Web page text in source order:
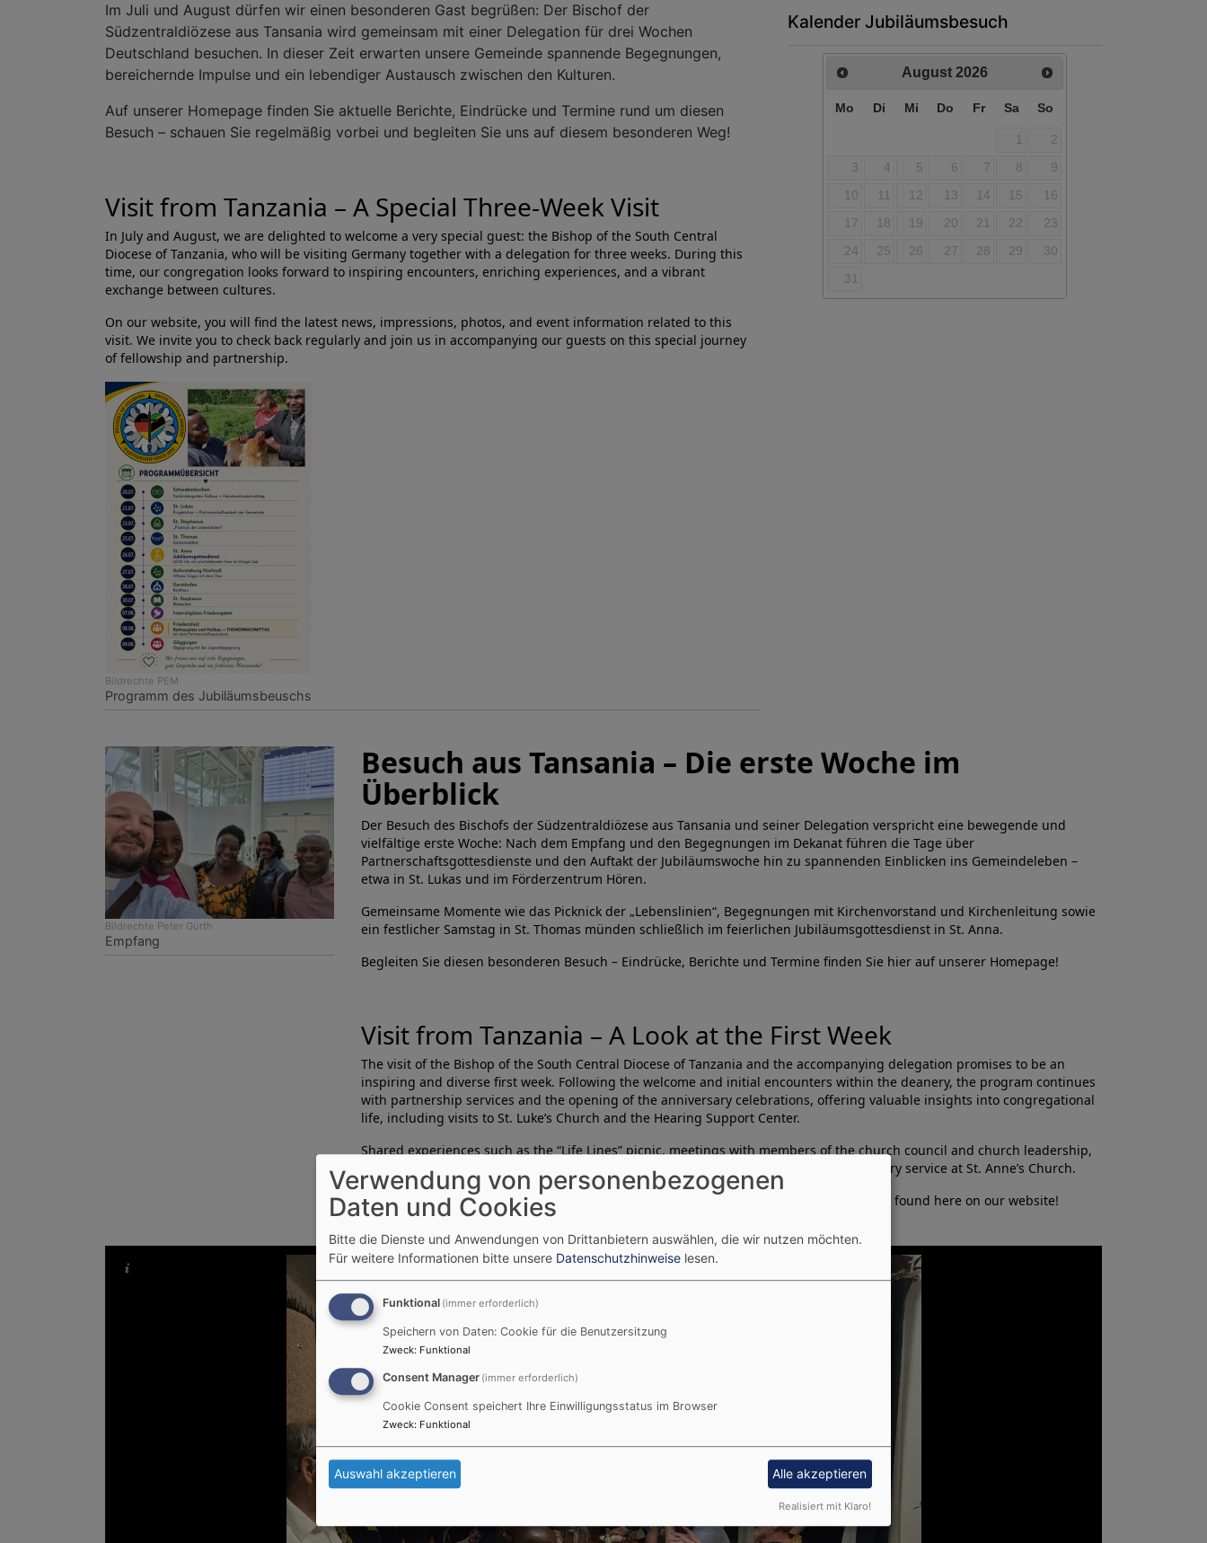
Im Juli und August dürfen wir einen besonderen Gast begrüßen: Der Bischof der
Südzentraldiözese aus Tansania wird gemeinsam mit einer Delegation für drei Wochen
Deutschland besuchen. In dieser Zeit erwarten unsere Gemeinde spannende Begegnungen,
bereichernde Impulse und ein lebendiger Austausch zwischen den Kulturen.
Auf unserer Homepage finden Sie aktuelle Berichte, Eindrücke und Termine rund um diesen
Besuch – schauen Sie regelmäßig vorbei und begleiten Sie uns auf diesem besonderen Weg!
Visit from Tanzania – A Special Three-Week Visit
In July and August, we are delighted to welcome a very special guest: the Bishop of the South Central
Diocese of Tanzania, who will be visiting Germany together with a delegation for three weeks. During this
time, our congregation looks forward to inspiring encounters, enriching experiences, and a vibrant
exchange between cultures.
On our website, you will find the latest news, impressions, photos, and event information related to this
visit. We invite you to check back regularly and join us in accompanying our guests on this special journey
of fellowship and partnership.
Bildrechte PEM
Programm des Jubiläumsbeuschs
Kalender Jubiläumsbesuch
August 2026
Mo Di Mi Do Fr Sa So
1
2
3
4 5 6 7 8
9
10
11 12 13 14 15
16
17
18 19 20 21 22
23
24
25 26 27 28 29
30
31
Bildrechte Peter Gürth
Empfang
Besuch aus Tansania – Die erste Woche im
Überblick
Der Besuch des Bischofs der Südzentraldiözese aus Tansania und seiner Delegation verspricht eine bewegende und
vielfältige erste Woche: Nach dem Empfang und den Begegnungen im Dekanat führen die Tage über
Partnerschaftsgottesdienste und den Auftakt der Jubiläumswoche hin zu spannenden Einblicken ins Gemeindeleben –
etwa in St. Lukas und im Förderzentrum Hören.
Gemeinsame Momente wie das Picknick der „Lebenslinien“, Begegnungen mit Kirchenvorstand und Kirchenleitung sowie
ein festlicher Samstag in St. Thomas münden schließlich im feierlichen Jubiläumsgottesdienst in St. Anna.
Begleiten Sie diesen besonderen Besuch – Eindrücke, Berichte und Termine finden Sie hier auf unserer Homepage!
Visit from Tanzania – A Look at the First Week
The visit of the Bishop of the South Central Diocese of Tanzania and the accompanying delegation promises to be an
inspiring and diverse first week. Following the welcome and initial encounters within the deanery, the program continues
with partnership services and the opening of the anniversary celebrations, offering valuable insights into congregational
life, including visits to St. Luke’s Church and the Hearing Support Center.
Shared experiences such as the “Life Lines” picnic, meetings with members of the church council and church leadership,
and a festive Saturday at St. Thomas Church will culminate in the celebratory anniversary service at St. Anne’s Church.
Join us in following this special visit. Impressions, reports, and upcoming events can be found here on our website!
Verwendung von personenbezogenen
Daten und Cookies
Bitte die Dienste und Anwendungen von Drittanbietern auswählen, die wir nutzen möchten.
Für weitere Informationen bitte unsere Datenschutzhinweise lesen.
Funktional (immer erforderlich)
Speichern von Daten: Cookie für die Benutzersitzung
Zweck: Funktional
Consent Manager (immer erforderlich)
Cookie Consent speichert Ihre Einwilligungsstatus im Browser
Zweck: Funktional
Auswahl akzeptieren Alle akzeptieren
Realisiert mit Klaro!